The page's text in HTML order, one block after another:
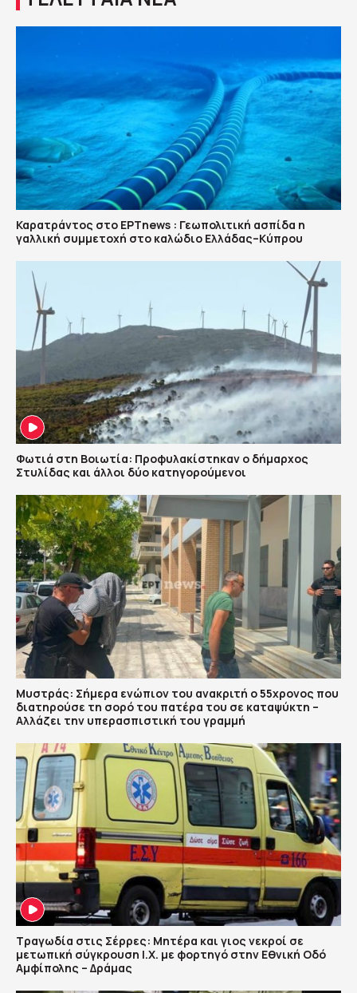
Καρατράντος στο ΕΡΤnews : Γεωπολιτική ασπίδα η
γαλλική συμμετοχή στο καλώδιο Ελλάδας–Κύπρου
Φωτιά στη Βοιωτία: Προφυλακίστηκαν ο δήμαρχος
Στυλίδας και άλλοι δύο κατηγορούμενοι
Μυστράς: Σήμερα ενώπιον του ανακριτή ο 55χρονος που
διατηρούσε τη σορό του πατέρα του σε καταψύκτη –
Αλλάζει την υπερασπιστική του γραμμή
Τραγωδία στις Σέρρες: Μητέρα και γιος νεκροί σε
μετωπική σύγκρουση Ι.Χ. με φορτηγό στην Εθνική Οδό
Αμφίπολης – Δράμας